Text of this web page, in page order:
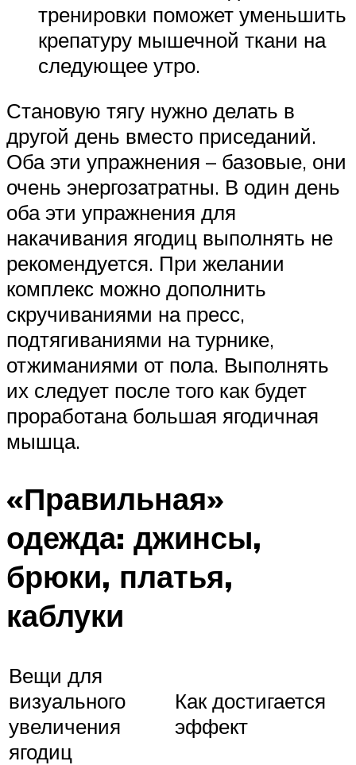
тренировки поможет уменьшить
крепатуру мышечной ткани на
следующее утро.
Становую тягу нужно делать в
другой день вместо приседаний.
Оба эти упражнения – базовые, они
очень энергозатратны. В один день
оба эти упражнения для
накачивания ягодиц выполнять не
рекомендуется. При желании
комплекс можно дополнить
скручиваниями на пресс,
подтягиваниями на турнике,
отжиманиями от пола. Выполнять
их следует после того как будет
проработана большая ягодичная
мышца.
«Правильная»
одежда: джинсы,
брюки, платья,
каблуки
Вещи для
визуального
увеличения
ягодиц
Как достигается
эффект